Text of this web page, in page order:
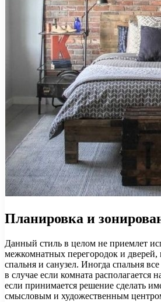
Планировка и
Данный стиль в целом не приемлет
межкомнатных перегородок и дверей,
спальня и санузел. Иногда спальня
в случае если комната располагается
если принимается решение сделать
смысловым и художественным